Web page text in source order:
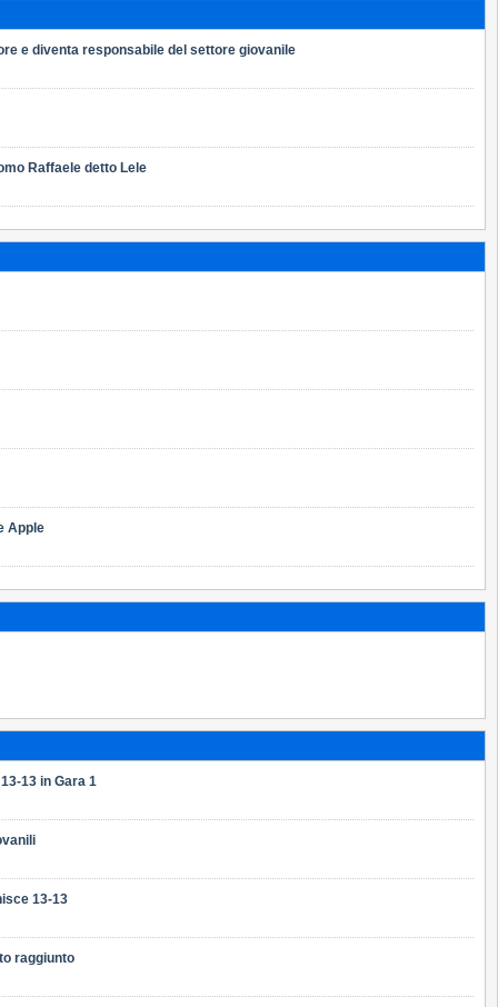
e diventa responsabile del settore giovanile
Raffaele detto Lele
Apple
13 in Gara 1
13-13
raggiunto